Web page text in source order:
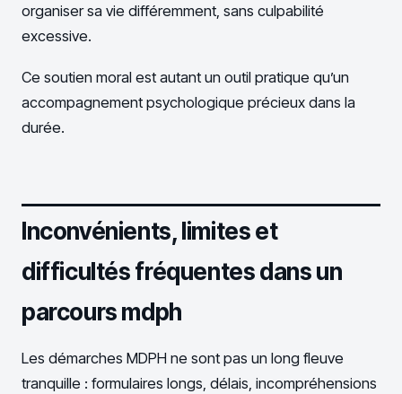
organiser sa vie différemment, sans culpabilité
excessive.
Ce soutien moral est autant un outil pratique qu’un
accompagnement psychologique précieux dans la
durée.
Inconvénients, limites et
difficultés fréquentes dans un
parcours mdph
Les démarches MDPH ne sont pas un long fleuve
tranquille : formulaires longs, délais, incompréhensions